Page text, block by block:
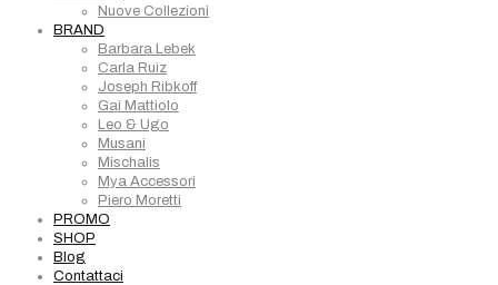
Nuove Collezioni
BRAND
Barbara Lebek
Carla Ruiz
Joseph Ribkoff
Gai Mattiolo
Leo & Ugo
Musani
Mischalis
Mya Accessori
Piero Moretti
PROMO
SHOP
Blog
Contattaci